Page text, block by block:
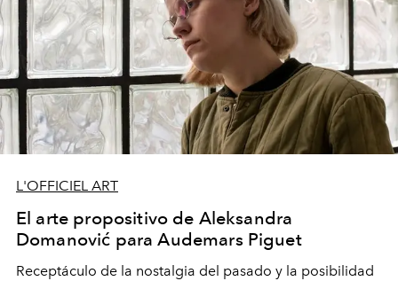
L'OFFICIEL ART
El arte propositivo de Aleksandra
Domanović para Audemars Piguet
Receptáculo de la nostalgia del pasado y la posibilidad